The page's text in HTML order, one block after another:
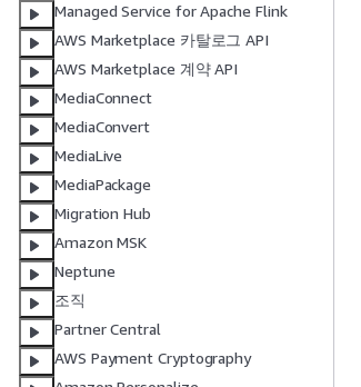
Managed Service for Apache Flink
AWS Marketplace 카탈로그 API
AWS Marketplace 계약 API
MediaConnect
MediaConvert
MediaLive
MediaPackage
Migration Hub
Amazon MSK
Neptune
조직
Partner Central
AWS Payment Cryptography